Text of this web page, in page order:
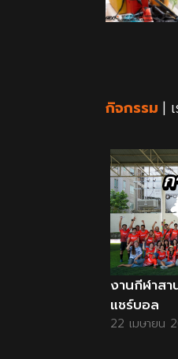
กิจกรรม|
งานกีฬาส
แชร์บอล
22 เมษายน